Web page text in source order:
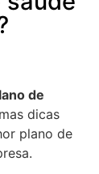
de
dicas
plano de